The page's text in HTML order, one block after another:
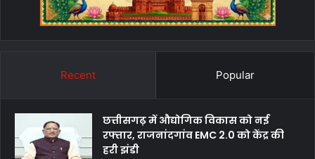
Recent Popular
छत्तीसगढ़ में औद्योगिक विकास को नई
रफ्तार, राजनांदगांव EMC 2.0 को केंद्र की
हरी झंडी